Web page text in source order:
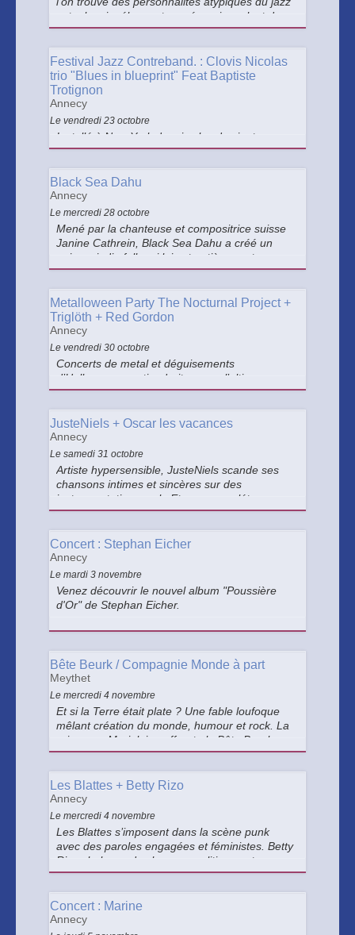
actuel, qui mélangent une énergie rock et des
choix esthétiques à contre-courant. Quant à
son dans le cœur.
Festival Jazz Contreband. : Clovis Nicolas
trio "Blues in blueprint" Feat Baptiste
Trotignon
Annecy
Le vendredi 23 octobre
Installé à New York depuis plus de vingt ans,
Clovis Nicolas s’est imposé comme l’un des
génération.
Black Sea Dahu
Annecy
Le mercredi 28 octobre
Mené par la chanteuse et compositrice suisse
Janine Cathrein, Black Sea Dahu a créé un
univers indie folk qui lui est entièrement propre
: à la fois collectif, famille, et entièrement
Metalloween Party The Nocturnal Project +
Triglöth + Red Gordon
Annecy
Le vendredi 30 octobre
Concerts de metal et déguisements
d’Halloween : ne tiendrait-on pas l’ultime
combo ? Pour l’occasion, nous invitons trois
Project, Triglöth et Red Gordon. Ça promet
d’être spooky !
JusteNiels + Oscar les vacances
Annecy
Le samedi 31 octobre
Artiste hypersensible, JusteNiels scande ses
chansons intimes et sincères sur des
instrumentations rock. Et pour compléter ce
plateau de choix, Oscar les vacances trace un
française, musiques électro et délires pop.
Concert : Stephan Eicher
Annecy
Le mardi 3 novembre
Venez découvrir le nouvel album "Poussière
d'Or" de Stephan Eicher.
Bête Beurk / Compagnie Monde à part
Meythet
Le mercredi 4 novembre
Et si la Terre était plate ? Une fable loufoque
mêlant création du monde, humour et rock. La
princesse Marjolaine affronte la Bête Beurk,
née des peurs humaines. Une aventure
réels… ou imaginaires.
Les Blattes + Betty Rizo
Annecy
Le mercredi 4 novembre
Les Blattes s’imposent dans la scène punk
avec des paroles engagées et féministes. Betty
Rizzo balance des hymnes politiques et
percutants, à la fois cathartiques et
conscience.
Concert : Marine
Annecy